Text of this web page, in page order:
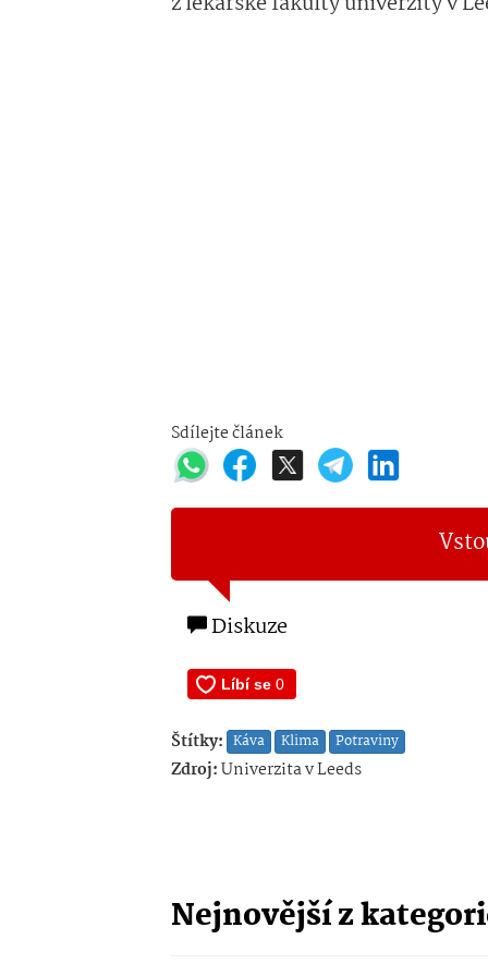
Sdílejte článek
Diskuze
Štítky: Káva Klima Potraviny
Zdroj:Univerzita v Leeds
Nejnovější z